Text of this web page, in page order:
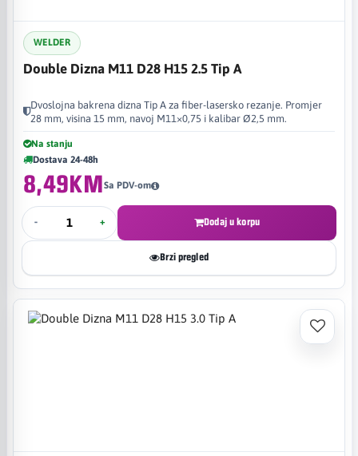
WELDER
Double Dizna M11 D28 H15 2.5 Tip A
Dvoslojna bakrena dizna Tip A za fiber-lasersko rezanje. Promjer
28 mm, visina 15 mm, navoj M11×0,75 i kalibar Ø2,5 mm.
Na stanju
Dostava 24-48h
8,49KMSa PDV-om
- + Dodaj u korpu
Brzi pregled